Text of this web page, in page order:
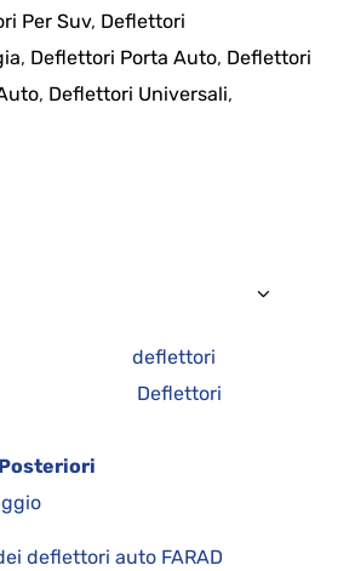
Per Suv, Deflettori
, Deflettori Porta Auto, Deflettori
, Deflettori Universali,
fume’ Deflettori
deflettori auto FARAD